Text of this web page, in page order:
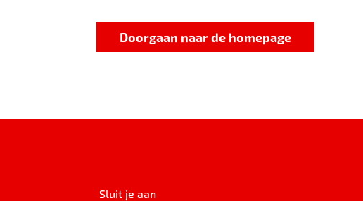
Doorgaan naar de homepage
Sluit je aan